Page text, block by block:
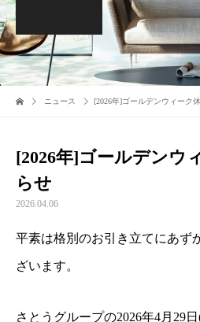
ニュース [2026年]ゴールデンウィーク
[2026年]ゴールデンウ
らせ
2026.04.06
平素は格別のお引き立てにあず
ざいます。
さとうグループの2026年4月29